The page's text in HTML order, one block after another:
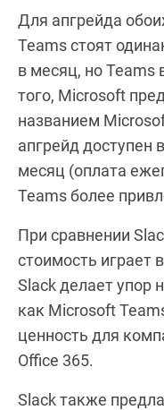
Для апгрейда
Teams стоят
в месяц, но Teams
того, Microsoft
названием
апгрейд доступен
месяц (оплата
Teams более
При сравнении
стоимость играет
Slack делает упор
как Microsoft
ценность для
Office 365.
Slack также